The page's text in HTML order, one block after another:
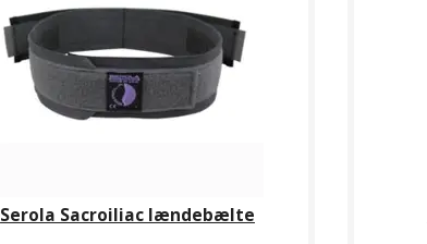
Serola Sacroiliac lændebælte